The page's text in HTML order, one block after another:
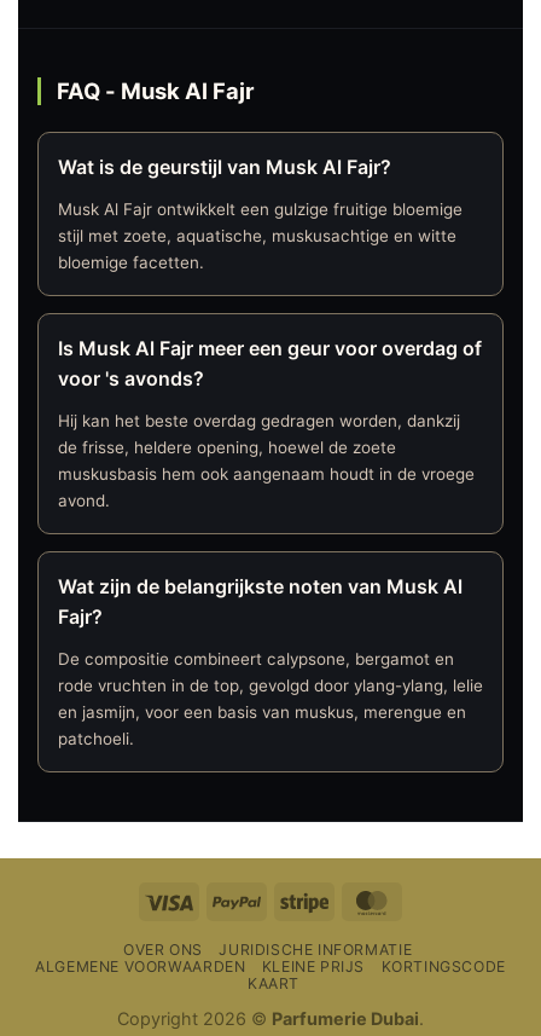
FAQ - Musk Al Fajr
Wat is de geurstijl van Musk Al Fajr?
Musk Al Fajr ontwikkelt een gulzige fruitige bloemige
stijl met zoete, aquatische, muskusachtige en witte
bloemige facetten.
Is Musk Al Fajr meer een geur voor overdag of
voor 's avonds?
Hij kan het beste overdag gedragen worden, dankzij
de frisse, heldere opening, hoewel de zoete
muskusbasis hem ook aangenaam houdt in de vroege
avond.
Wat zijn de belangrijkste noten van Musk Al
Fajr?
De compositie combineert calypsone, bergamot en
rode vruchten in de top, gevolgd door ylang-ylang, lelie
en jasmijn, voor een basis van muskus, merengue en
patchoeli.
Visa PayPal Streep
OVER ONS
JURIDISCHE INFORMATIE
ALGEMENE VOORWAARDEN
KLEINE PRIJS
KORTINGSCODE
KAART
Copyright 2026 © Parfumerie Dubai.